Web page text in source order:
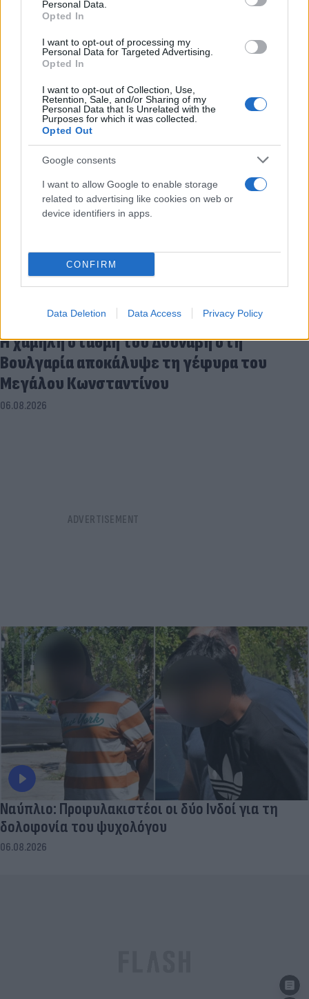
Personal Data.
Opted In
I want to opt-out of processing my
Personal Data for Targeted Advertising.
Opted In
I want to opt-out of Collection, Use,
Retention, Sale, and/or Sharing of my
Personal Data that Is Unrelated with the
Purposes for which it was collected.
Opted Out
Google consents
I want to allow Google to enable storage
related to advertising like cookies on web or
device identifiers in apps.
CONFIRM
Data Deletion Data Access Privacy Policy
Η χαμηλή στάθμη του Δούναβη στη
Βουλγαρία αποκάλυψε τη γέφυρα του
Μεγάλου Κωνσταντίνου
06.08.2026
Ναύπλιο: Προφυλακιστέοι οι δύο Ινδοί για τη
δολοφονία του ψυχολόγου
06.08.2026